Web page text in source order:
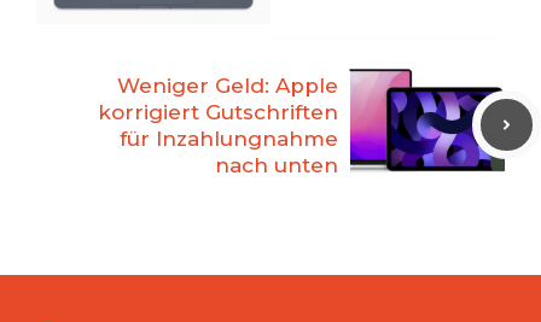
Weniger Geld: Apple
korrigiert Gutschriften
für Inzahlungnahme
nach unten